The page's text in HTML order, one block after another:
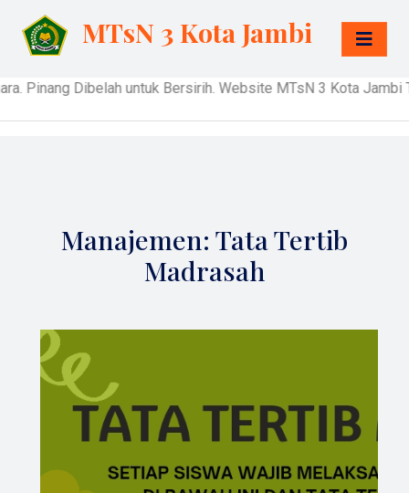
MTsN 3 Kota Jambi
untuk Bersirih. Website MTsN 3 Kota Jambi Terbuka
Manajemen: Tata Tertib
Madrasah